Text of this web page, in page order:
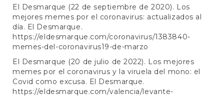
El Desmarque (22 de septiembre de 2020). Los
mejores memes por el coronavirus: actualizados al
día. El Desmarque.
https://eldesmarque.com/coronavirus/1383840-
memes-del-coronavirus19-de-marzo
El Desmarque (20 de julio de 2022). Los mejores
memes por el coronavirus y la viruela del mono: el
Covid como excusa. El Desmarque.
https://eldesmarque.com/valencia/levante-